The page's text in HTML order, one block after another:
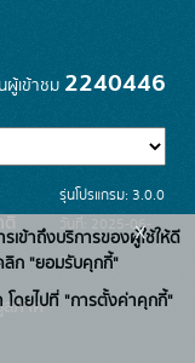
ผู้เข้าชม 2240446
ติ
ภาค
รุ่นโปรแกรม: 3.0.0
วันที่: 2025-06-
26
เข้าถึงบริการของผู้ใช้ให้ดี
ลิก "ยอมรับคุกกี้"
ดยไปที่ "การตั้งค่าคุกกี้"
x